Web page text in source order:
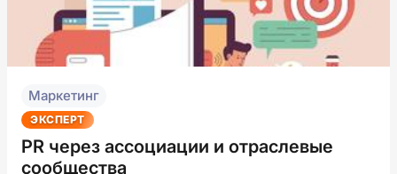
Маркетинг
ЭКСПЕРТ
PR через ассоциации и отраслевые
сообщества